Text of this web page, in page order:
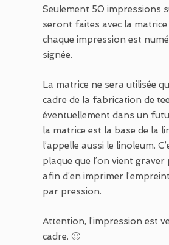
Seulement 50 impressions
seront faites avec la matrice
chaque impression est
signée.
La matrice ne sera utilisée
cadre de la fabrication de
éventuellement dans un
la matrice est la base de la
l’appelle aussi le linoleum.
plaque que l’on vient graver
afin d’en imprimer
par pression.
Attention, l’impression est
cadre. 🙂